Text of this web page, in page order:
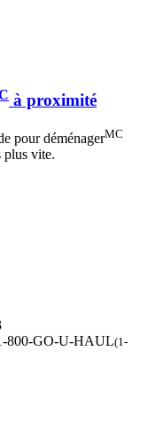
à proximité
pour déménagerMC
plus vite.
800-GO-U-HAUL(1-